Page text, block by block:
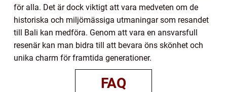
för alla. Det är dock viktigt att vara medveten om de
historiska och miljömässiga utmaningar som resandet
till Bali kan medföra. Genom att vara en ansvarsfull
resenär kan man bidra till att bevara öns skönhet och
unika charm för framtida generationer.
FAQ